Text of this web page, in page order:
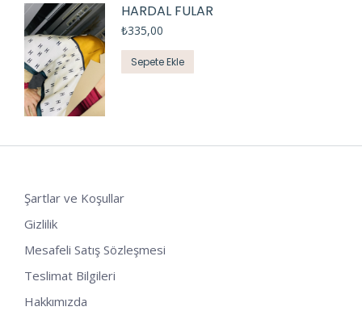
HARDAL FULAR
₺335,00
Sepete Ekle
Şartlar ve Koşullar
Gizlilik
Mesafeli Satış Sözleşmesi
Teslimat Bilgileri
Hakkımızda